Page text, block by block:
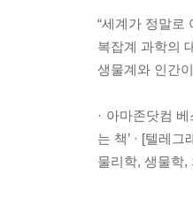
“세계가 정말로
복잡계 과학의
생물계와 인간
· 아마존닷컴
는 책’ · [텔레
물리학, 생물학,